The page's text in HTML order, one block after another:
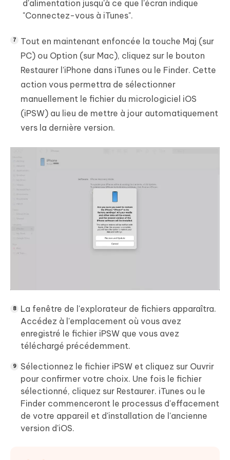
d'alimentation jusqu'à ce que l'écran indique
"Connectez-vous à iTunes".
Tout en maintenant enfoncée la touche Maj (sur
PC) ou Option (sur Mac), cliquez sur le bouton
Restaurer l'iPhone dans iTunes ou le Finder. Cette
action vous permettra de sélectionner
manuellement le fichier du micrologiciel iOS
(iPSW) au lieu de mettre à jour automatiquement
vers la dernière version.
La fenêtre de l'explorateur de fichiers apparaîtra.
Accédez à l'emplacement où vous avez
enregistré le fichier iPSW que vous avez
téléchargé précédemment.
Sélectionnez le fichier iPSW et cliquez sur Ouvrir
pour confirmer votre choix. Une fois le fichier
sélectionné, cliquez sur Restaurer. iTunes ou le
Finder commenceront le processus d'effacement
de votre appareil et d'installation de l'ancienne
version d'iOS.